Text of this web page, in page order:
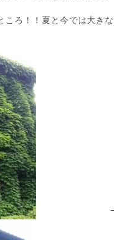
ろ！！夏と今では大き